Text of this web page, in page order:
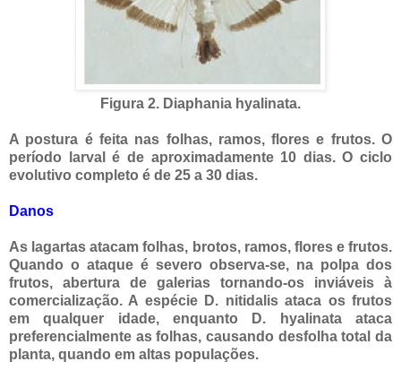
Figura 2. Diaphania hyalinata.
A postura é feita nas folhas, ramos, flores e frutos. O
período larval é de aproximadamente 10 dias. O ciclo
evolutivo completo é de 25 a 30 dias.
Danos
As lagartas atacam folhas, brotos, ramos, flores e frutos.
Quando o ataque é severo observa-se, na polpa dos
frutos, abertura de galerias tornando-os inviáveis à
comercialização. A espécie D. nitidalis ataca os frutos
em qualquer idade, enquanto D. hyalinata ataca
preferencialmente as folhas, causando desfolha total da
planta, quando em altas populações.